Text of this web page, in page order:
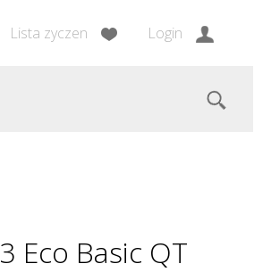
Lista zyczen Login
Eco Basic QT